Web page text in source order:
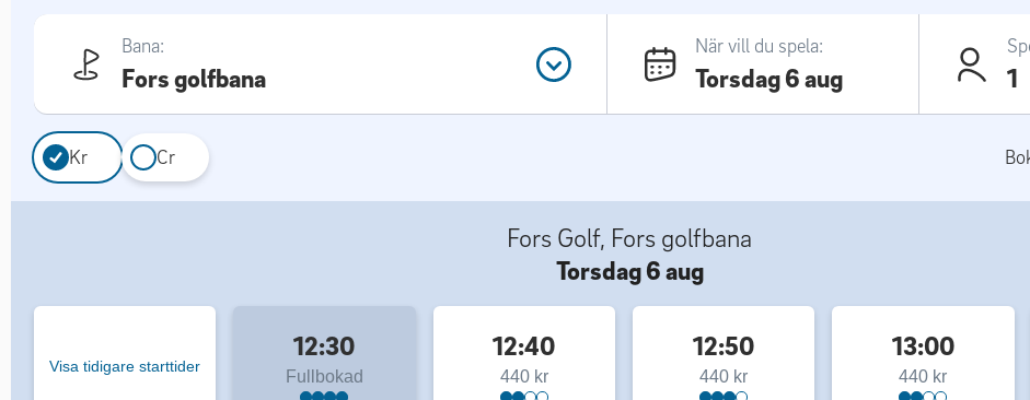
Bana:
Fors golfbana
När vill du spela:
Torsdag 6 aug 1
Kr Cr
Fors Golf, Fors golfbana
Torsdag 6 aug
Visa tidigare starttider
12:30
Fullbokad
12:40
440 kr
12:50
440 kr
13:00
440 kr